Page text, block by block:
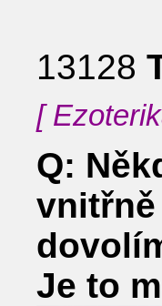
13128
[
Q:
vnitřně
Je to